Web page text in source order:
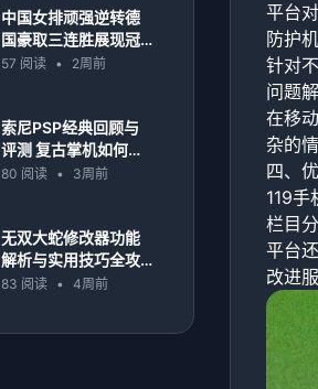
中国女排顽强逆转德
国豪取三连胜展现冠
军底蕴再次证明强队
57 阅读 • 2周前
索尼PSP经典回顾与
评测 复古掌机如何影
响游戏历史与移动娱
80 阅读 • 3周前
无双大蛇修改器功能
解析与实用技巧全攻
略指南提升游戏体验
83 阅读 • 4周前
平台
防护
针对
问题
在移
杂的
四、
119
栏目
平台
改进